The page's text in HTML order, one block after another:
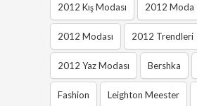
2012 Kış Modası 2012 Moda
2012 Modası 2012 Trendleri
2012 Yaz Modası Bershka
Fashion Leighton Meester